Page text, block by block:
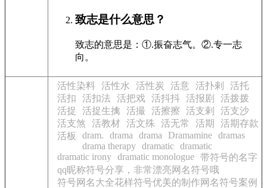
致志是什么意思？
致志的意思是：①.振奋志气。②.专一志
向。
活性染料 活性水 活性炭 活意 活扑剌
活托
活扣
活扣法 活把戏 活抖抖 活报剧
活拨拨
活捉
活捉生擒 活撮 活擦擦 活支剌
活支沙
活支煞
活教材 活文殊 活无常 活期
活期存款
活板
dram. drama drama Dramamine dramas
drama therapy dramatic dramatic
dramatic irony dramatic monologue 带符号的名字
qq昵称符号分享，非常漂亮网名符号哦
符号网名大全花样符号优美的制作网名符号案例